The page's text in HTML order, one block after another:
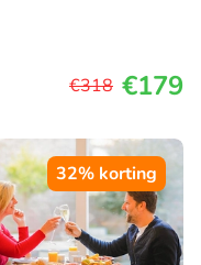
€318 €179
32% korting